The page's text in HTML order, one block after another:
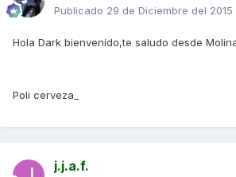
Publicado 29 de Diciembre del 2015
Hola Dark bienvenido,te saludo desde
Poli cerveza_
j.j.a.f.